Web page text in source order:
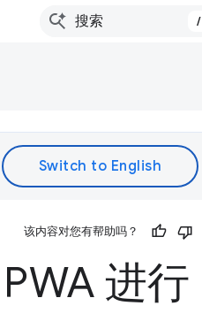
/
该内容对您有帮助吗？
进行